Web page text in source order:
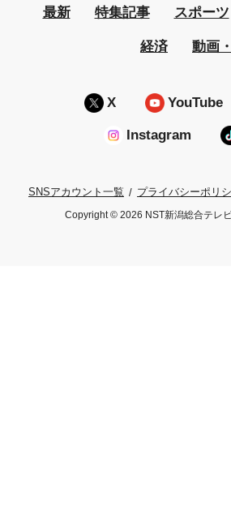
最新 特集記事 スポーツ
経済 動画
X YouTube
Instagram
SNSアカウント一覧 プライバシーポリ
Copyright © 2026 NST新潟総合テレ